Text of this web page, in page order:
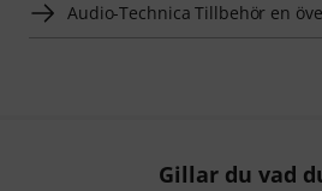
Audio-Technica Tillbehör en
Gillar du vad